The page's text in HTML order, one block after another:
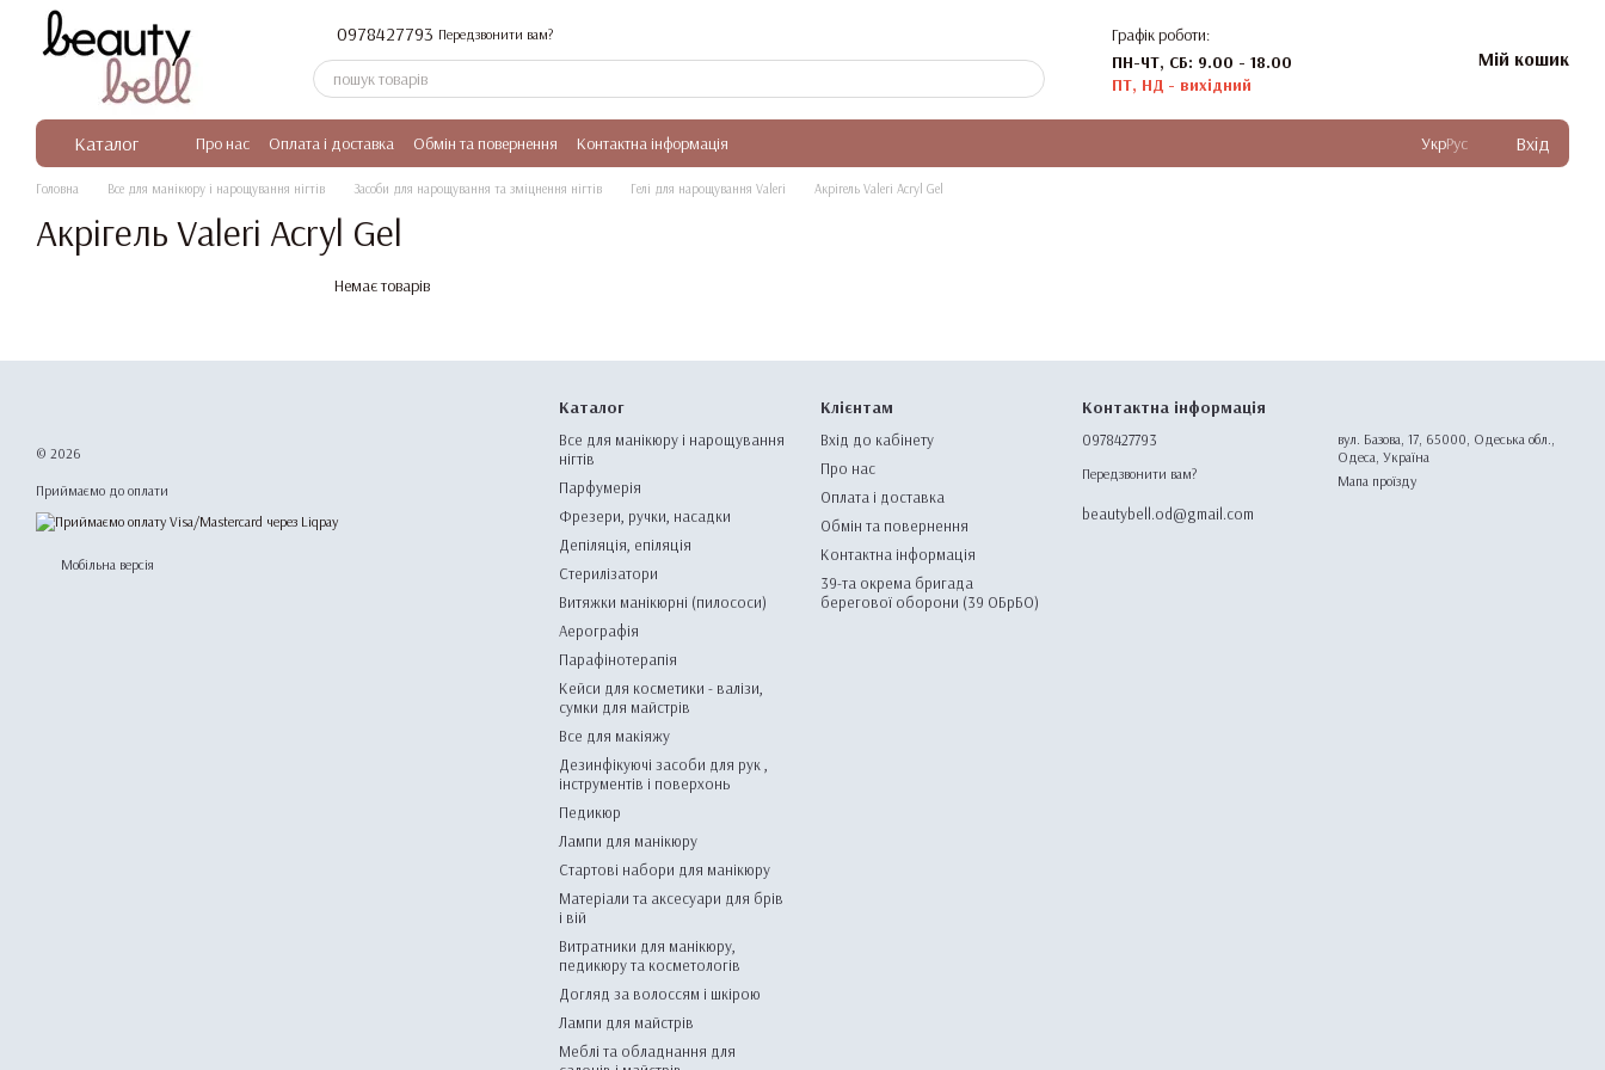
Перейти до основного контенту
0978427793 Передзвонити вам?
Графік роботи:
ПН-ЧТ, СБ: 9.00 - 18.00
ПТ, НД - вихідний
Мій кошик
Каталог Про нас Оплата і доставка Обмін та повернення Контактна інформація УкрРус Вхід
Головна Все для манікюру і нарощування нігтів Засоби для нарощування та зміцнення нігтів Гелі для нарощування Valeri Акрігель Valeri Acryl Gel
Акрігель Valeri Acryl Gel
Немає товарів
© 2026
Приймаємо до оплати
Мобільна версія
Каталог
Все для манікюру і нарощування
нігтів
Парфумерія
Фрезери, ручки, насадки
Депіляція, епіляція
Стерилізатори
Витяжки манікюрні (пилососи)
Аерографія
Парафінотерапія
Кейси для косметики - валізи,
сумки для майстрів
Все для макіяжу
Дезинфікуючі засоби для рук ,
інструментів і поверхонь
Педикюр
Лампи для манікюру
Стартові набори для манікюру
Матеріали та аксесуари для брів
і вій
Витратники для манікюру,
педикюру та косметологів
Догляд за волоссям і шкірою
Лампи для майстрів
Меблі та обладнання для
Клієнтам
Вхід до кабінету
Про нас
Оплата і доставка
Обмін та повернення
Контактна інформація
39-та окрема бригада
берегової оборони (39 ОБрБО)
Контактна інформація
0978427793
Передзвонити вам?
beautybell.od@gmail.com
вул. Базова, 17, 65000, Одеська обл.,
Одеса, Україна
Мапа проїзду